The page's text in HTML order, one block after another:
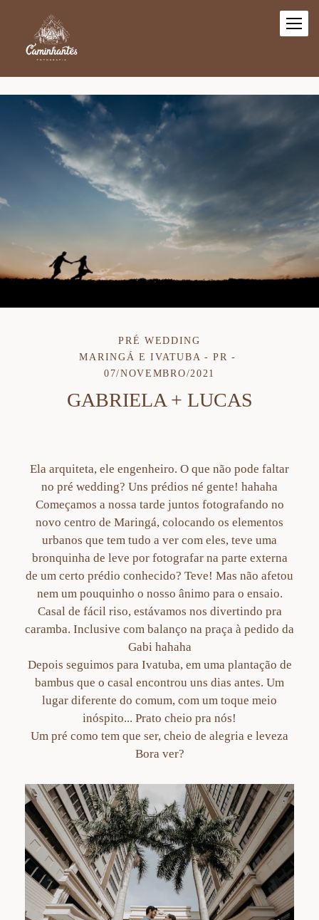
PRÉ WEDDING
MARINGÁ E IVATUBA - PR
07/NOVEMBRO/2021
GABRIELA + LUCAS
Ela arquiteta, ele engenheiro. O que não pode faltar
no pré wedding? Uns prédios né gente! hahaha
Começamos a nossa tarde juntos fotografando no
novo centro de Maringá, colocando os elementos
urbanos que tem tudo a ver com eles, teve uma
bronquinha de leve por fotografar na parte externa
de um certo prédio conhecido? Teve! Mas não afetou
nem um pouquinho o nosso ânimo para o ensaio.
Casal de fácil riso, estávamos nos divertindo pra
caramba. Inclusive com balanço na praça à pedido da
Gabi hahaha
Depois seguimos para Ivatuba, em uma plantação de
bambus que o casal encontrou uns dias antes. Um
lugar diferente do comum, com um toque meio
inóspito... Prato cheio pra nós!
Um pré como tem que ser, cheio de alegria e leveza
Bora ver?